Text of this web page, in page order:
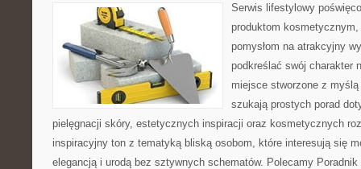
Serwis lifestylowy
produktom
pomysłom na atrakcyjny
podkreślać swój charakter
miejsce stworzone z
szukają prostych porad
pielęgnacji skóry, estetycznych inspiracji oraz kosmetycznych
inspiracyjny ton z tematyką bliską osobom, które interesują się
elegancją i urodą bez sztywnych schematów. Polecamy